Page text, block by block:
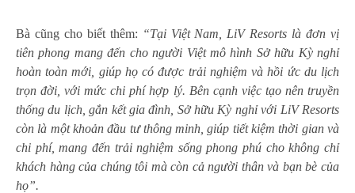
Bà cũng cho biết thêm: “Tại Việt Nam, LiV Resorts là đơn vị
tiên phong mang đến cho người Việt mô hình Sở hữu Kỳ nghỉ
hoàn toàn mới, giúp họ có được trải nghiệm và hồi ức du lịch
trọn đời, với mức chi phí hợp lý. Bên cạnh việc tạo nên truyền
thống du lịch, gắn kết gia đình, Sở hữu Kỳ nghỉ với LiV Resorts
còn là một khoản đầu tư thông minh, giúp tiết kiệm thời gian và
chi phí, mang đến trải nghiệm sống phong phú cho không chỉ
khách hàng của chúng tôi mà còn cả người thân và bạn bè của
họ”.